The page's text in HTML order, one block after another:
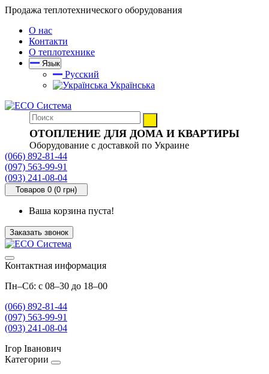
Продажа теплотехнического оборудования
О нас
Контакти
О теплотехнике
Язык
Русский
Українська
ОТОПЛЕНИЕ ДЛЯ ДОМА И КВАРТИРЫ
Оборудование с доставкой по Украине
(066) 892-81-44
(097) 563-99-91
(093) 241-08-04
Товаров 0 (0 грн)
Ваша корзина пуста!
Заказать звонок
Контактная информация
Пн–Сб: с 08–30 до 18–00
(066) 892-81-44
(097) 563-99-91
(093) 241-08-04
Ігор Іванович
Категории